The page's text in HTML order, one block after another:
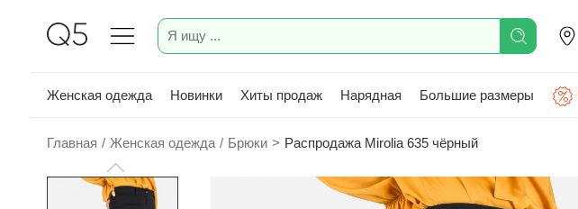
Женская одежда Новинки Хиты продаж Нарядная Большие размеры
Главная / Женская одежда / Брюки > Распродажа Mirolia 635 чёрный